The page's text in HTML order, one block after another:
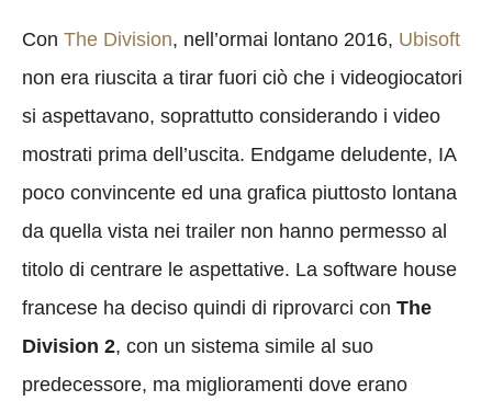
Con The Division, nell’ormai lontano 2016, Ubisoft
non era riuscita a tirar fuori ciò che i videogiocatori
si aspettavano, soprattutto considerando i video
mostrati prima dell’uscita. Endgame deludente, IA
poco convincente ed una grafica piuttosto lontana
da quella vista nei trailer non hanno permesso al
titolo di centrare le aspettative. La software house
francese ha deciso quindi di riprovarci con The
Division 2, con un sistema simile al suo
predecessore, ma miglioramenti dove erano